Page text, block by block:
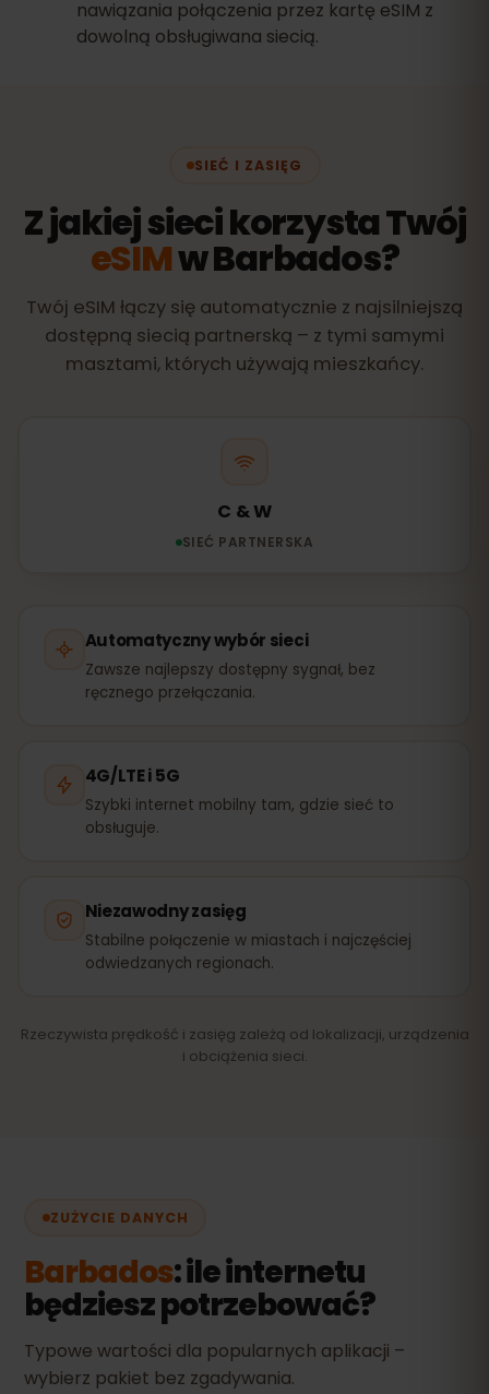
nawiązania połączenia przez kartę eSIM z
dowolną obsługiwana siecią.
SIEĆ I ZASIĘG
Z jakiej sieci korzysta Twój
eSIMw Barbados?
Twój eSIM łączy się automatycznie z najsilniejszą
dostępną siecią partnerską – z tymi samymi
masztami, których używają mieszkańcy.
C & W
SIEĆ PARTNERSKA
Automatyczny wybór sieci
Zawsze najlepszy dostępny sygnał, bez
ręcznego przełączania.
4G/LTE i 5G
Szybki internet mobilny tam, gdzie sieć to
obsługuje.
Niezawodny zasięg
Stabilne połączenie w miastach i najczęściej
odwiedzanych regionach.
Rzeczywista prędkość i zasięg zależą od lokalizacji, urządzenia
i obciążenia sieci.
ZUŻYCIE DANYCH
Barbados: ile internetu
będziesz potrzebować?
Typowe wartości dla popularnych aplikacji –
wybierz pakiet bez zgadywania.